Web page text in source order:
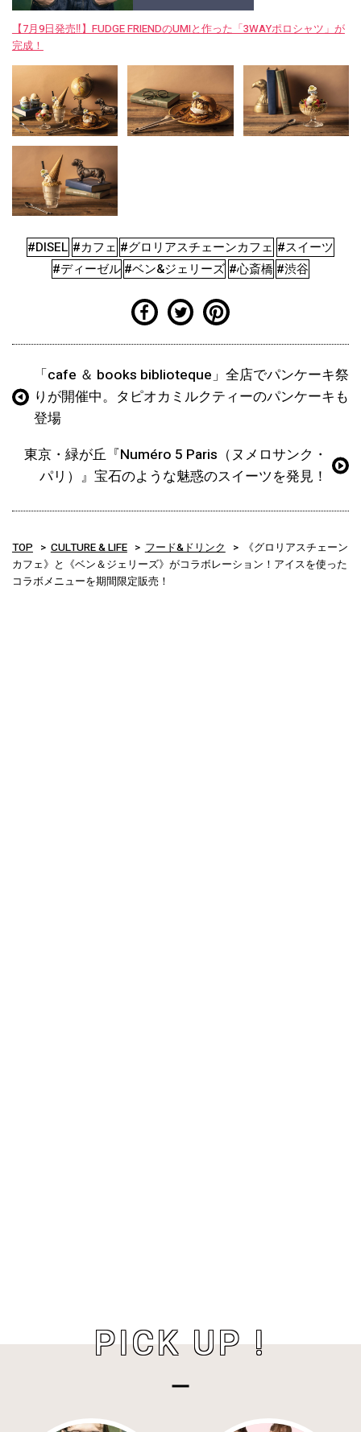
【7月9日発売‼︎】FUDGE FRIENDのUMIと作った「3WAYポロシャツ」が
完成！
#DISEL #カフェ #グロリアスチェーンカフェ #スイーツ
#ディーゼル #ベン&ジェリーズ #心斎橋 #渋谷
「cafe ＆ books biblioteque」全店でパンケーキ祭
りが開催中。タピオカミルクティーのパンケーキも
登場
東京・緑が丘『Numéro 5 Paris（ヌメロサンク・
パリ）』宝石のような魅惑のスイーツを発見！
TOP CULTURE & LIFE フード&ドリンク
《グロリアスチェーン
カフェ》と《ベン＆ジェリーズ》がコラボレーション！アイスを使った
コラボメニューを期間限定販売！
PICK UP !